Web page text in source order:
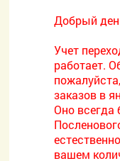
Добрый
Учет
работает.
заказов в
Оно
вашем